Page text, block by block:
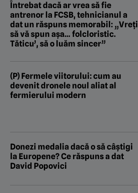
Întrebat dacă ar vrea să fie
antrenor la FCSB, tehnicianul a
dat un răspuns memorabil: „Vreți
să vă spun așa… folcloristic.
Tăticu’, să o luăm sincer”
(P) Fermele viitorului: cum au
devenit dronele noul aliat al
fermierului modern
Donezi medalia dacă o să câștigi
la Europene? Ce răspuns a dat
David Popovici